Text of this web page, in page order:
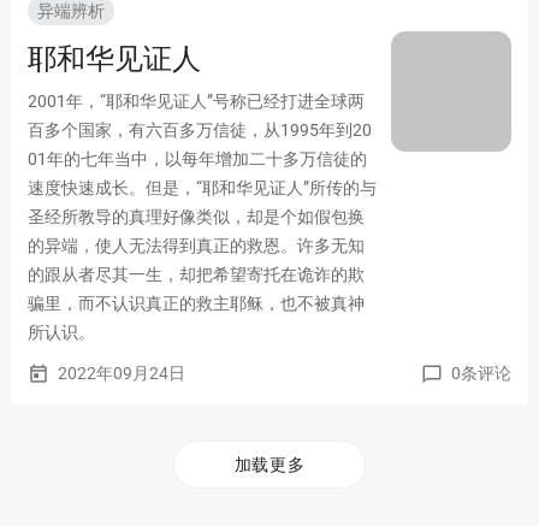
异端辨析
耶和华见证人
2001年，“耶和华见证人”号称已经打进全球两
百多个国家，有六百多万信徒，从1995年到20
01年的七年当中，以每年增加二十多万信徒的
速度快速成长。但是，“耶和华见证人”所传的与
圣经所教导的真理好像类似，却是个如假包换
的异端，使人无法得到真正的救恩。许多无知
的跟从者尽其一生，却把希望寄托在诡诈的欺
骗里，而不认识真正的救主耶稣，也不被真神
所认识。
today 2022年09月24日 chat_bubble_outline 0条评论
加载更多